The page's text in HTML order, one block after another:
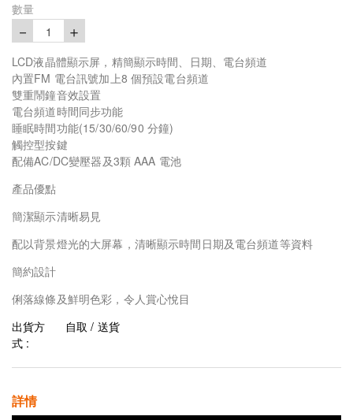
數量
－ 1 ＋
LCD液晶體顯示屏，精簡顯示時間、日期、電台頻道
內置FM 電台訊號加上8 個預設電台頻道
雙重鬧鐘音效設置
電台頻道時間同步功能
睡眠時間功能(15/30/60/90 分鐘)
觸控型按鍵
配備AC/DC變壓器及3顆 AAA 電池
產品優點
簡潔顯示清晰易見
配以背景燈光的大屏幕，清晰顯示時間日期及電台頻道等資料
簡約設計
俐落線條及鮮明色彩，令人賞心悅目
出貨方
式 :
自取 / 送貨
詳情